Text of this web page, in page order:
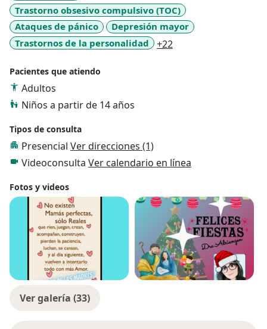
4. Año 2011- Clinica Psiquiátrica Resurrección.
"me motiva que cada persona que acude a mi consulta
logre ser funcional y pleno en su vida"
Trastorno obsesivo compulsivo (TOC)
Ataques de pánico
Depresión mayor
Trastornos de la personalidad
+22
Pacientes que atiendo
Adultos
Niños a partir de 14 años
Tipos de consulta
Presencial Ver direcciones (1)
Videoconsulta Ver calendario en línea
Fotos y videos
Ver galería (33)